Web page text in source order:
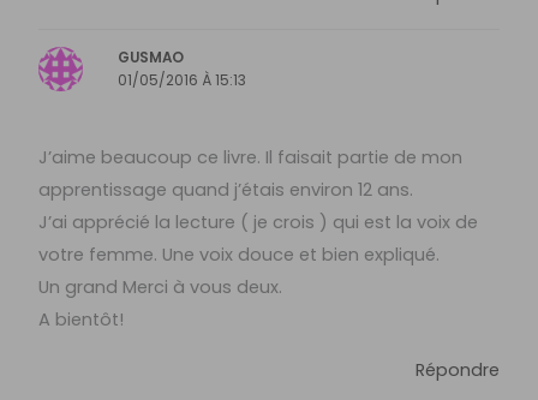
GUSMAO
01/05/2016 À 15:13
J’aime beaucoup ce livre. Il faisait partie de mon
apprentissage quand j’étais environ 12 ans.
J’ai apprécié la lecture ( je crois ) qui est la voix de
votre femme. Une voix douce et bien expliqué.
Un grand Merci à vous deux.
A bientôt!
Répondre